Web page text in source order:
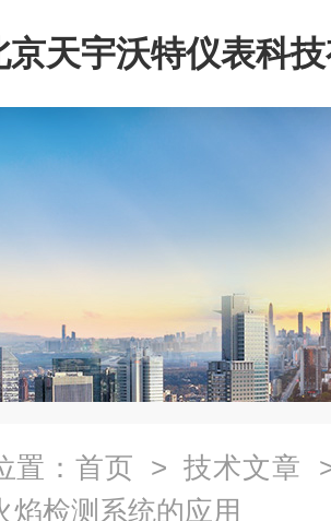
京天宇沃特仪表科
置： 首页 > 技术文章
焰检测系统的应用